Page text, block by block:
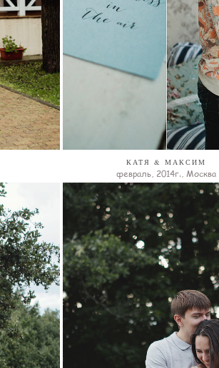
КАТЯ & МАКСИМ
февраль, 2014г., Москва